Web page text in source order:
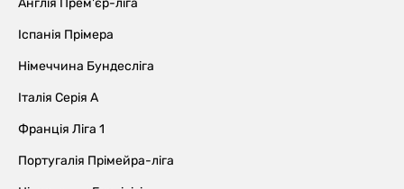
Іспанія Прімера
Німеччина Бундесліга
Італія Серія А
Франція Ліга 1
Португалія Прімейра-ліга